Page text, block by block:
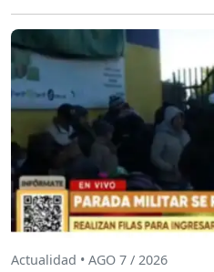
Actualidad • AGO 7 / 2026